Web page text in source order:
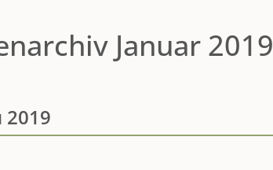
Januar 2019
2019